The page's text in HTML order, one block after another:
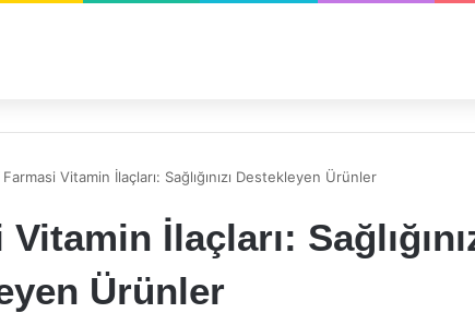
Farmasi Vitamin İlaçları: Sağlığınızı Destekleyen Ürünler
İlaçları:
Ürünler